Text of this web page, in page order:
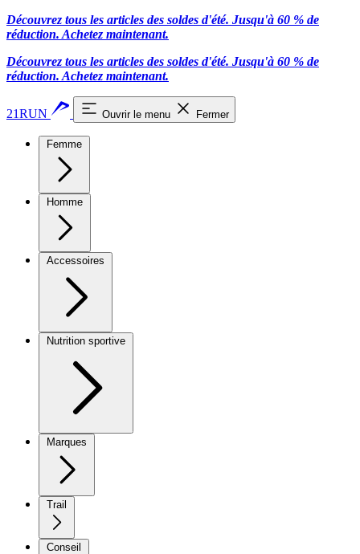
Découvrez tous les articles des soldes d'été. Jusqu'à 60 % de
réduction. Achetez maintenant.
Découvrez tous les articles des soldes d'été. Jusqu'à 60 % de
réduction. Achetez maintenant.
21RUN Ouvrir le menu Fermer
Femme
Homme
Accessoires
Nutrition sportive
Marques
Trail
Conseil